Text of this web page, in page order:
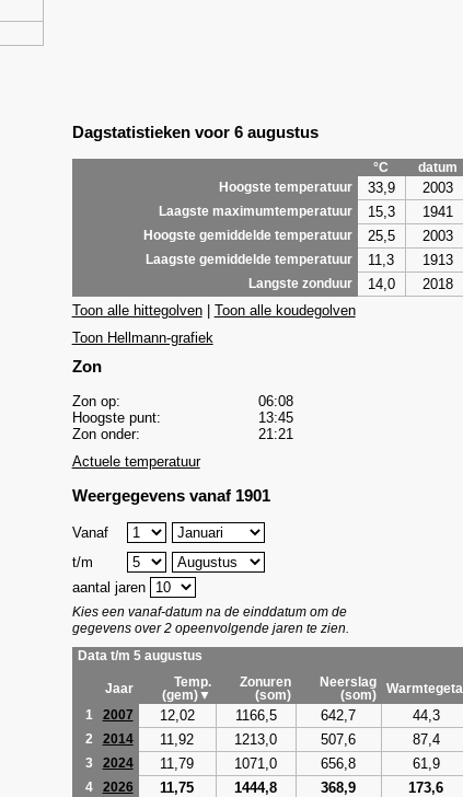
Dagstatistieken voor 6 augustus
°C
datum
Hoogste temperatuur
33,9 2003
Laagste maximumtemperatuur 15,3 1941
Hoogste gemiddelde temperatuur 25,5 2003
Laagste gemiddelde temperatuur 11,3 1913
Langste zonduur 14,0
2018
Toon alle hittegolven| Toon alle koudegolven
Toon Hellmann-grafiek
Zon
Zon op:
06:08
Hoogste punt:
13:45
Zon onder:
21:21
Actuele temperatuur
Weergegevens vanaf 1901
Vanaf
t/m
aantal jaren
Kies een vanaf-datum na de einddatum om de
gegevens over 2 opeenvolgende jaren te zien.
Data t/m 5 augustus
Jaar
Temp.
(gem)▼
Zonuren
(som)
Neerslag
(som)
Warmtegetal
1
2007 12,02 1166,5 642,7 44,3
2 2014 11,92 1213,0 507,6 87,4
3 2024 11,79 1071,0 656,8 61,9
4 2026 11,75 1444,8 368,9 173,6